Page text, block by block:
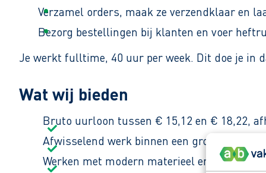
Verzamel orders, maak ze verzendklaar en
Bezorg bestellingen bij klanten en voer
Je werkt fulltime, 40 uur per week. Dit doe je in
Wat wij bieden
Bruto uurloon tussen € 15,12 en € 18,22,
Afwisselend werk binnen een groeiend
Werken met modern materieel en een vast,